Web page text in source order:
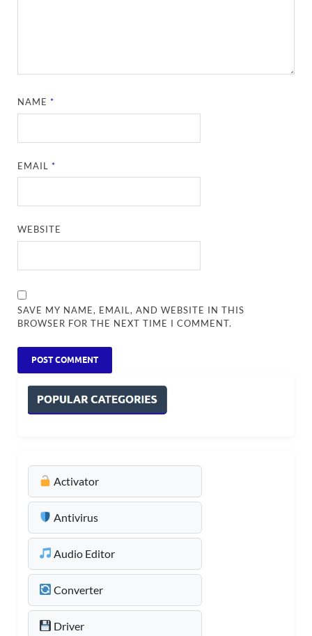
NAME*
EMAIL*
WEBSITE
SAVE MY NAME, EMAIL, AND WEBSITE IN THIS
BROWSER FOR THE NEXT TIME I COMMENT.
Activator
Antivirus
Audio Editor
Converter
Driver